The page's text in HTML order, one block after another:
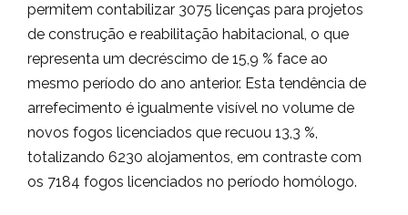
permitem contabilizar 3075 licenças para projetos
de construção e reabilitação habitacional, o que
representa um decréscimo de 15,9 % face ao
mesmo período do ano anterior. Esta tendência de
arrefecimento é igualmente visível no volume de
novos fogos licenciados que recuou 13,3 %,
totalizando 6230 alojamentos, em contraste com
os 7184 fogos licenciados no período homólogo.